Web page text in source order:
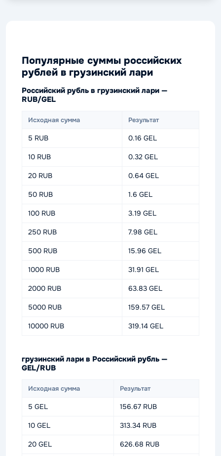
Популярные суммы российских
рублей в грузинский лари
Российский рубль в грузинский лари —
RUB/GEL
Исходная сумма Результат
5 RUB 0.16 GEL
10 RUB 0.32 GEL
20 RUB 0.64 GEL
50 RUB 1.6 GEL
100 RUB 3.19 GEL
250 RUB 7.98 GEL
500 RUB 15.96 GEL
1000 RUB 31.91 GEL
2000 RUB 63.83 GEL
5000 RUB 159.57 GEL
10000 RUB 319.14 GEL
грузинский лари в Российский рубль —
GEL/RUB
Исходная сумма Результат
5 GEL 156.67 RUB
10 GEL 313.34 RUB
20 GEL 626.68 RUB